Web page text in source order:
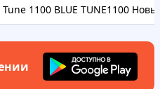
1100 BLUE TUNE1100